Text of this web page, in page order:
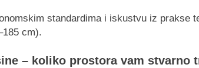
standardima i iskustvu iz prakse
cm).
– koliko prostora vam stvarno